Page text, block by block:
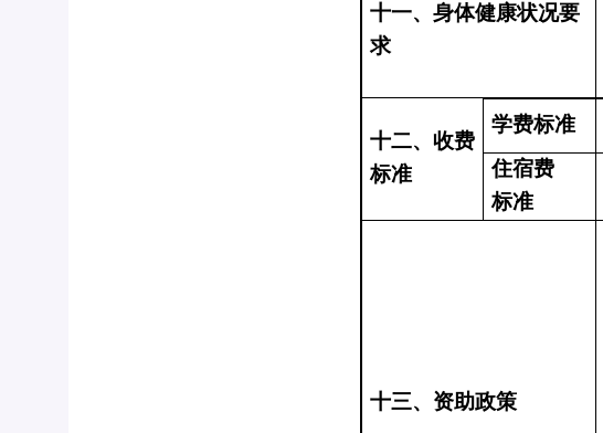
十一、身体健康状况要
求
十二、收费
标准
学费标准
住宿费
标准
十三、资助政策